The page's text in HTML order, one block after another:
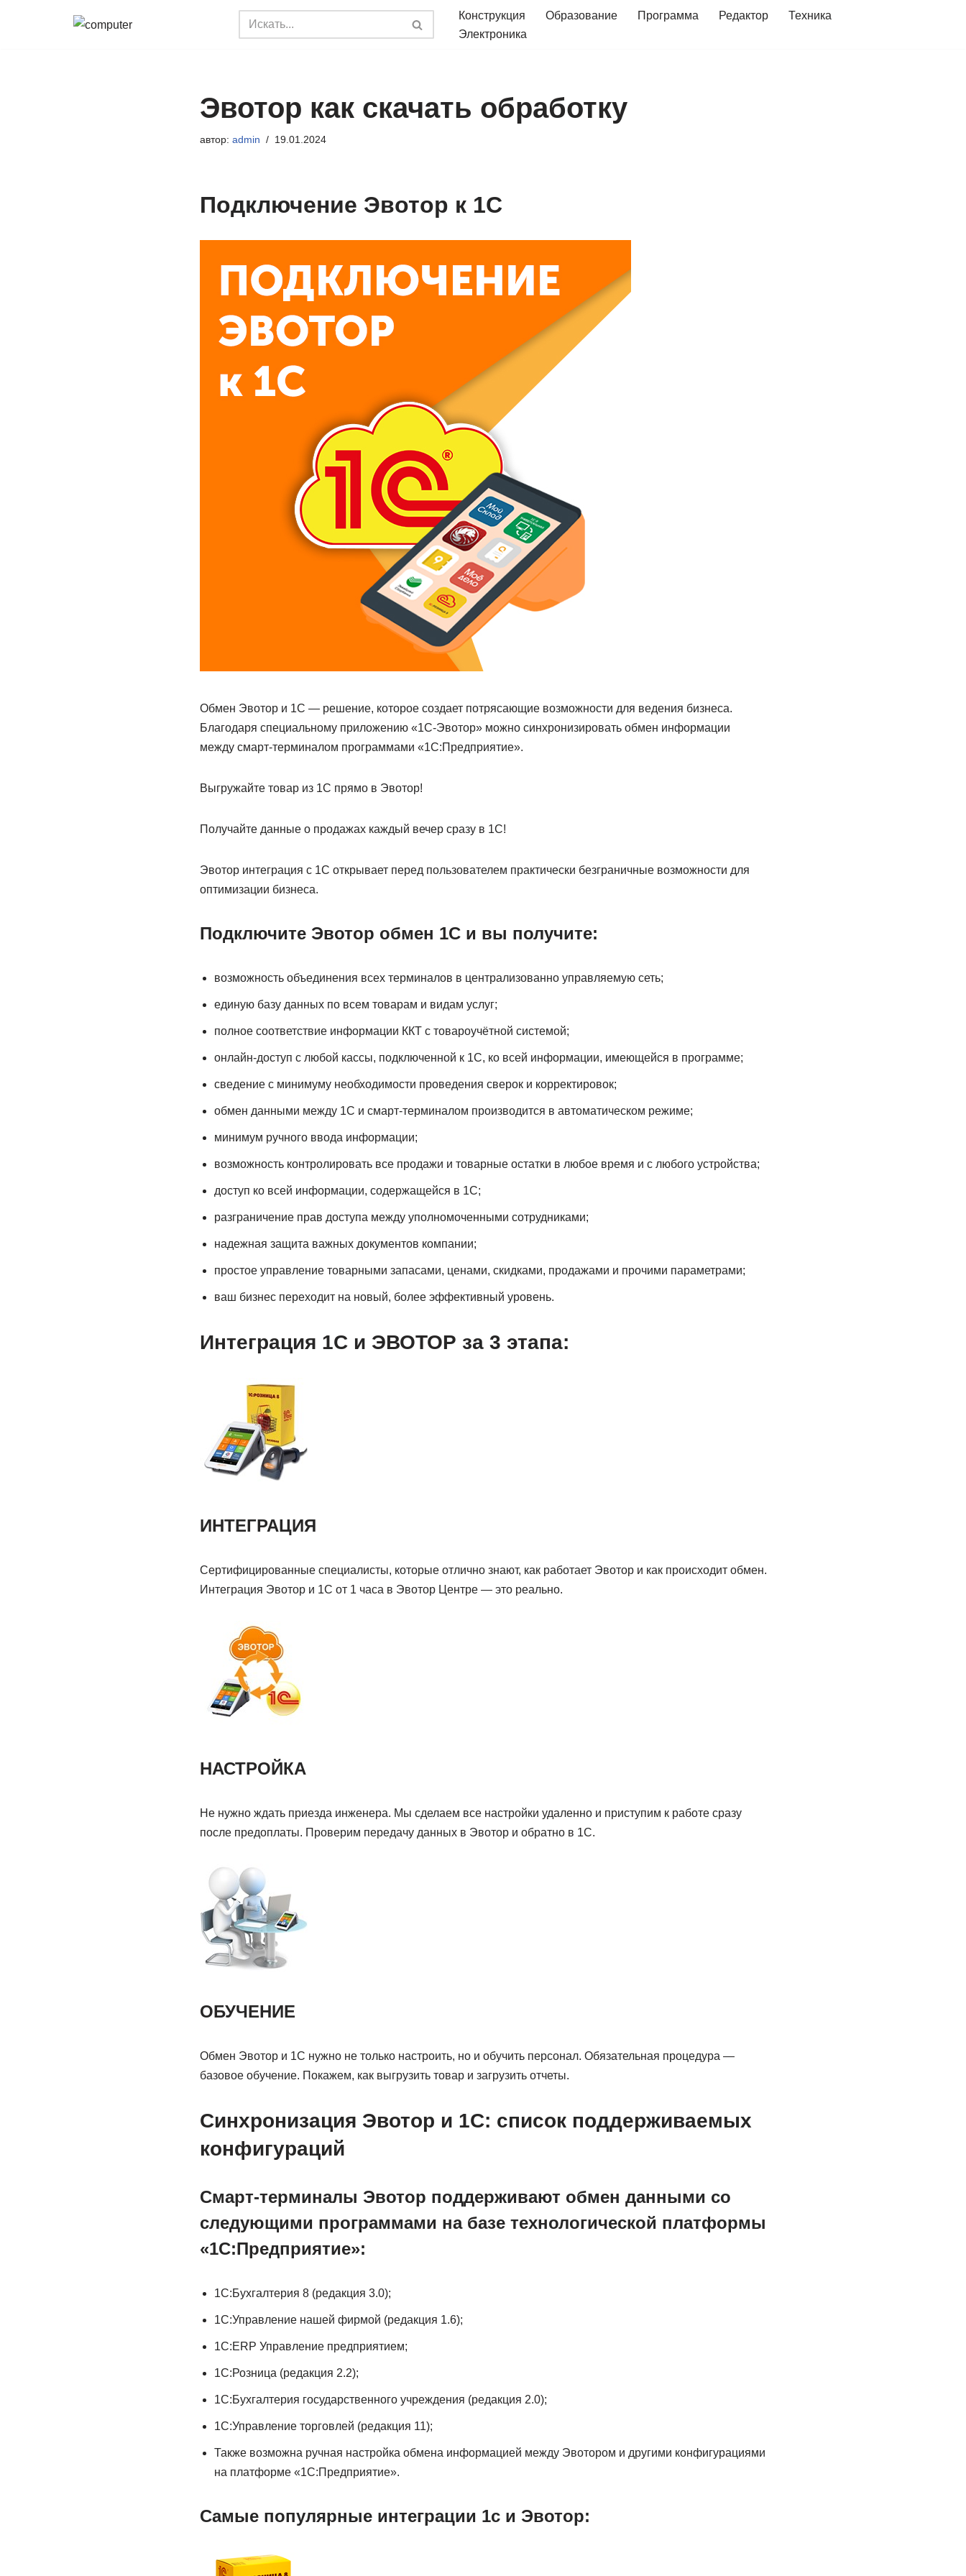
Конструкция Образование Программа Редактор
Техника
Электроника
Эвотор как скачать обработку
автор: admin 19.01.2024
Подключение Эвотор к 1С
Обмен Эвотор и 1С — решение, которое создает потрясающие возможности для ведения бизнеса.
Благодаря специальному приложению «1С-Эвотор» можно синхронизировать обмен информации
между смарт-терминалом программами «1С:Предприятие».
Выгружайте товар из 1С прямо в Эвотор!
Получайте данные о продажах каждый вечер сразу в 1С!
Эвотор интеграция с 1С открывает перед пользователем практически безграничные возможности для
оптимизации бизнеса.
Подключите Эвотор обмен 1С и вы получите:
возможность объединения всех терминалов в централизованно управляемую сеть;
единую базу данных по всем товарам и видам услуг;
полное соответствие информации ККТ с товароучётной системой;
онлайн-доступ с любой кассы, подключенной к 1С, ко всей информации, имеющейся в программе;
сведение с минимуму необходимости проведения сверок и корректировок;
обмен данными между 1С и смарт-терминалом производится в автоматическом режиме;
минимум ручного ввода информации;
возможность контролировать все продажи и товарные остатки в любое время и с любого устройства;
доступ ко всей информации, содержащейся в 1С;
разграничение прав доступа между уполномоченными сотрудниками;
надежная защита важных документов компании;
простое управление товарными запасами, ценами, скидками, продажами и прочими параметрами;
ваш бизнес переходит на новый, более эффективный уровень.
Интеграция 1С и ЭВОТОР за 3 этапа:
ИНТЕГРАЦИЯ
Сертифицированные специалисты, которые отлично знают, как работает Эвотор и как происходит обмен.
Интеграция Эвотор и 1С от 1 часа в Эвотор Центре — это реально.
НАСТРОЙКА
Не нужно ждать приезда инженера. Мы сделаем все настройки удаленно и приступим к работе сразу
после предоплаты. Проверим передачу данных в Эвотор и обратно в 1С.
ОБУЧЕНИЕ
Обмен Эвотор и 1С нужно не только настроить, но и обучить персонал. Обязательная процедура —
базовое обучение. Покажем, как выгрузить товар и загрузить отчеты.
Синхронизация Эвотор и 1С: список поддерживаемых
конфигураций
Смарт-терминалы Эвотор поддерживают обмен данными со
следующими программами на базе технологической платформы
«1С:Предприятие»:
1С:Бухгалтерия 8 (редакция 3.0);
1С:Управление нашей фирмой (редакция 1.6);
1С:ERP Управление предприятием;
1С:Розница (редакция 2.2);
1С:Бухгалтерия государственного учреждения (редакция 2.0);
1С:Управление торговлей (редакция 11);
Также возможна ручная настройка обмена информацией между Эвотором и другими конфигурациями
на платформе «1С:Предприятие».
Самые популярные интеграции 1с и Эвотор: